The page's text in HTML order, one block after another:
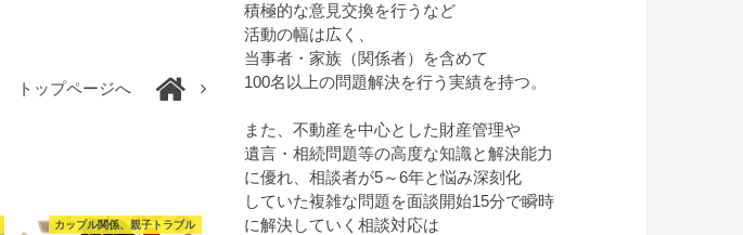
トップページへ
カップル関係、親子トラブル
積極的な意見交換を行うなど
活動の幅は広く、
当事者・家族（関係者）を含めて
100名以上の問題解決を行う実績を持つ。
また、不動産を中心とした財産管理や
遺言・相続問題等の高度な知識と解決能力
に優れ、相談者が5～6年と悩み深刻化
していた複雑な問題を面談開始15分で瞬時
に解決していく相談対応は